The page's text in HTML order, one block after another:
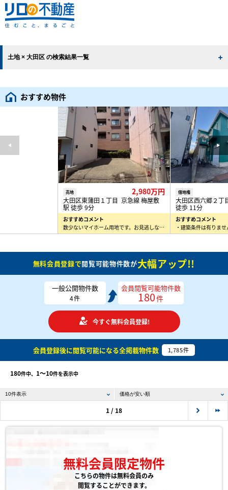
土地 × 大田区 の検索結果一覧
おすすめ物件
売地 2,980万円
大田区東蒲田１丁目 京急線 梅屋敷
駅 徒歩 9分
おすすめコメント
数少ないマイホーム用地です。お見逃しなく！
借地権
大田区西六郷２丁
徒歩 11分
おすすめコメント
無料会員登録で閲覧可能物件数が大幅アップ!!
一般公開物件数
4件
会員閲覧可能物件数
180件
今すぐ無料会員登録!
会員登録後に閲覧可能になる全掲載物件数 1,785件
180件中、 1〜10件を表示中
1 / 18
無料会員限定物件
こちらの物件は無料会員のみ
閲覧することができます。